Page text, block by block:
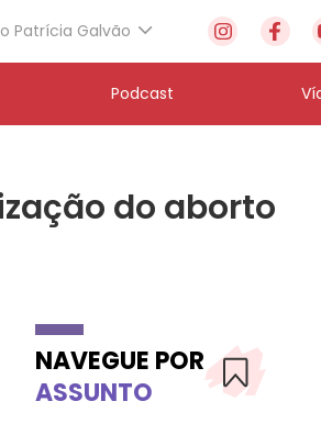
Patrícia Galvão
Podcast
do aborto
NAVEGUE POR
ASSUNTO